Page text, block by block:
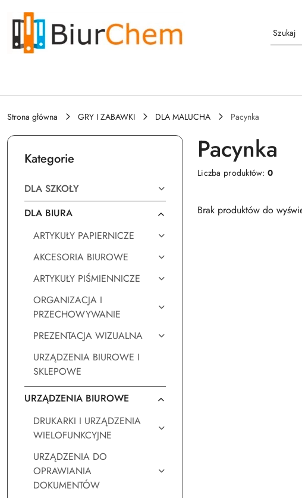
Przejdź do treści głównej
Przejdź do wyszukiwarki
Przejdź do moje konto
Przejdź do menu głównego
Przejdź do stopki
Strona główna GRY I ZABAWKI DLA MALUCHA Pacynka
Kategorie
DLA SZKOŁY
DLA BIURA
ARTYKUŁY PAPIERNICZE
AKCESORIA BIUROWE
ARTYKUŁY PIŚMIENNICZE
ORGANIZACJA I
PRZECHOWYWANIE
PREZENTACJA WIZUALNA
URZĄDZENIA BIUROWE I
SKLEPOWE
URZĄDZENIA BIUROWE
DRUKARKI I URZĄDZENIA
WIELOFUNKCYJNE
URZĄDZENIA DO
OPRAWIANIA
DOKUMENTÓW
Pacynka
Liczba produktów:0
Brak produktów do